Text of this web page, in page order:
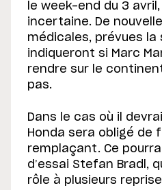
le week-end du 3
incertaine. De
médicales, prévues la
indiqueront si Marc
rendre sur le
pas.
Dans le cas où il
Honda sera obligé de
remplaçant. Ce
d’essai Stefan Bradl,
rôle à plusieurs